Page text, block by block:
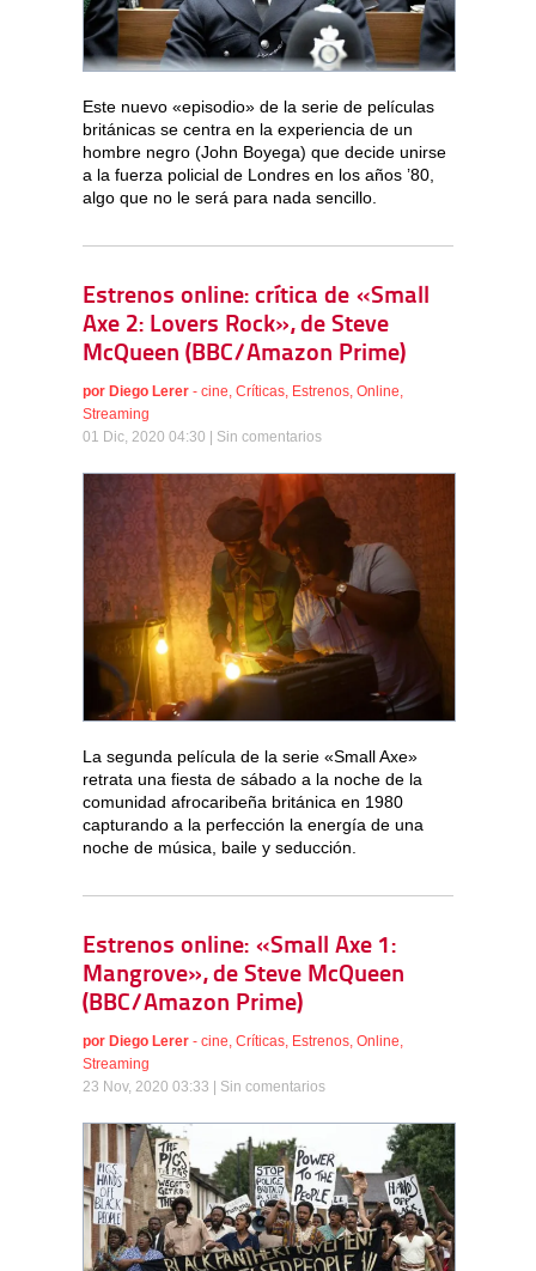
Este nuevo «episodio» de la serie de películas
británicas se centra en la experiencia de un
hombre negro (John Boyega) que decide unirse
a la fuerza policial de Londres en los años ’80,
algo que no le será para nada sencillo.
Estrenos online: crítica de «Small
Axe 2: Lovers Rock», de Steve
McQueen (BBC/Amazon Prime)
por Diego Lerer - cine, Críticas, Estrenos, Online,
Streaming
01 Dic, 2020 04:30 | Sin comentarios
La segunda película de la serie «Small Axe»
retrata una fiesta de sábado a la noche de la
comunidad afrocaribeña británica en 1980
capturando a la perfección la energía de una
noche de música, baile y seducción.
Estrenos online: «Small Axe 1:
Mangrove», de Steve McQueen
(BBC/Amazon Prime)
por Diego Lerer - cine, Críticas, Estrenos, Online,
Streaming
23 Nov, 2020 03:33 | Sin comentarios